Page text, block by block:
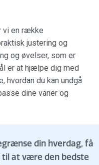
vi en række
justering og
og øvelser, som er
er at hjælpe dig med
hvordan du kan undgå
dine vaner og
din hverdag, få
at være den bedste